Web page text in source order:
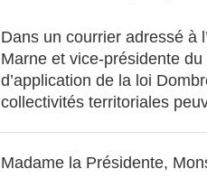
Dans un courrier adressé à
Marne et vice-présidente
d’application de la loi
collectivités territoriales
Madame la Présidente,